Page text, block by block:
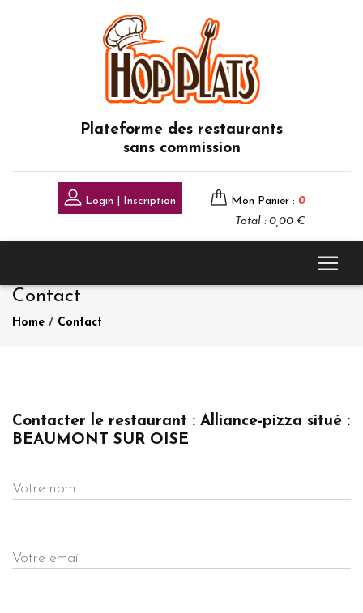
Plateforme des restaurants
sans commission
Login | Inscription Mon Panier : 0
Total : 0,00 €
Contact
Home / Contact
Contacter le restaurant : Alliance-pizza situé :
BEAUMONT SUR OISE
Votre nom
Votre email